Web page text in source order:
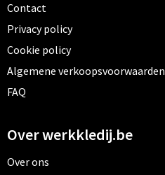
Contact
Privacy policy
Cookie policy
Algemene verkoopsvoorwaarden
FAQ
Over werkkledij.be
Over ons